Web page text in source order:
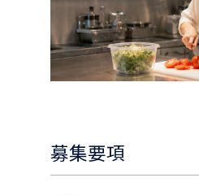
募集要項